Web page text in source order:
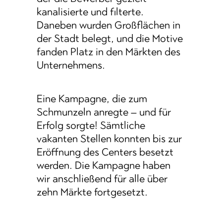
kanalisierte und filterte.
Daneben wurden Großflächen in
der Stadt belegt, und die Motive
fanden Platz in den Märkten des
Unternehmens.
Eine Kampagne, die zum
Schmunzeln anregte – und für
Erfolg sorgte! Sämtliche
vakanten Stellen konnten bis zur
Eröffnung des Centers besetzt
werden. Die Kampagne haben
wir anschließend für alle über
zehn Märkte fortgesetzt.